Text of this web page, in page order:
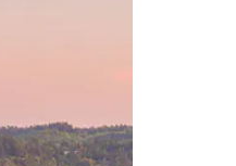
e deslizando o dedo na tela.